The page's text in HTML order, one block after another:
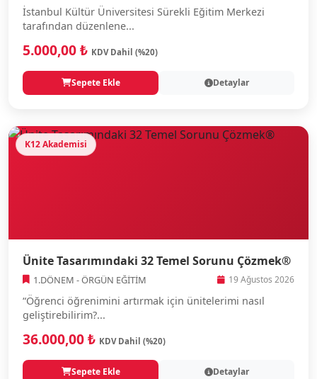
İstanbul Kültür Üniversitesi Sürekli Eğitim Merkezi
tarafından düzenlene...
5.000,00 ₺ KDV Dahil (%20)
Sepete Ekle Detaylar
K12 Akademisi
Ünite Tasarımındaki 32 Temel Sorunu Çözmek®
1.DÖNEM - ÖRGÜN EĞİTİM 19 Ağustos 2026
“Öğrenci öğrenimini artırmak için ünitelerimi nasıl
geliştirebilirim?...
36.000,00 ₺ KDV Dahil (%20)
Sepete Ekle Detaylar